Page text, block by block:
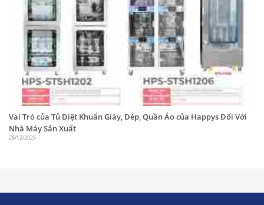
Vai Trò của Tủ Diệt Khuẩn Giày, Dép, Quần Áo của Happys Đối Với
Nhà Máy Sản Xuất
26/12/2025